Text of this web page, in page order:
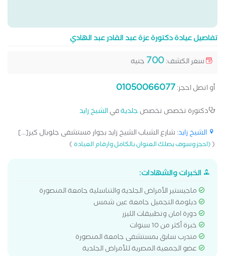
تفاصيل عيادة دكتورة عزة عبد القادر عبد الهادي
سعر الكشف:700 جنيه
أو اتصل احجز:01050066077
دكتورة تخصص تخصص جلديةفيالشيخ زايد
الشيخ زايد: شارع الشباب الشيخ زايد بجوار مستشفى جلوبال كير[...]
((احجز وسوف يصلك العنوان بالكامل وارقام العيادة)
الخبرات والشهادات:
ماجيستير الأمراض الجلدية والتناسلية جامعة المنصورة
دبلومة التجميل جامعة عين شمس
دورة امان وتطبيقات الليزر
خبرة أكثر من 10 سنوات
متدرب سابق بمستشفى جامعة المنصورة
عضو الجمعية المصرية للأمراض الجلدية